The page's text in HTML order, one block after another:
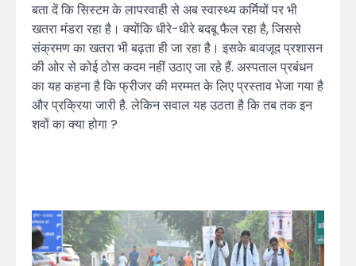
बता दें कि सिस्टम के लापरवाही से अब स्वास्थ्य कर्मियों पर भी
खतरा मंडरा रहा है। क्योंकि धीरे-धीरे बदबू फैल रहा है, जिससे
संक्रमण का खतरा भी बढ़ता ही जा रहा है। इसके बावजूद प्रशासन
की ओर से कोई ठोस कदम नहीं उठाए जा रहे हैं. अस्पताल प्रबंधन
का यह कहना है कि फ्रीजर की मरम्मत के लिए प्रस्ताव भेजा गया है
और प्रक्रिया जारी है. लेकिन सवाल यह उठता है कि तब तक इन
शवों का क्या होगा ?